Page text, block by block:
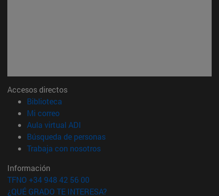
Accesos directos
Biblioteca
Mi correo(abre en nueva ventana)
Aula virtual ADI
Búsqueda de personas(abre en nueva ventana)
Trabaja con nosotros(abre en nueva ventana)
Información
TFNO +34 948 42 56 00
¿QUÉ GRADO TE INTERESA?